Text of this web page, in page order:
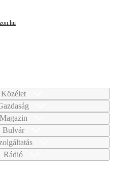
Közélet
Magazin
Bulvár
Rádió